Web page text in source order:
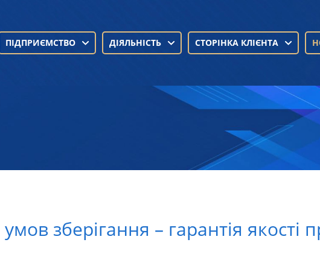
ПІДПРИЄМСТВО ДІЯЛЬНІСТЬ СТОРІНКА КЛІЄНТА
зберігання – гарантія якості